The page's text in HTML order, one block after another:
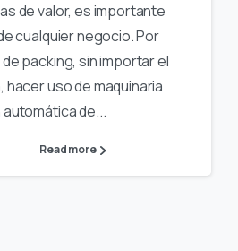
de valor, es importante
cualquier negocio. Por
packing, sin importar el
hacer uso de maquinaria
de...
Read more